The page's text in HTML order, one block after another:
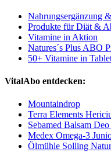
Nahrungsergänzung
Produkte für Diät &
Vitamine in Aktion
Natures´s Plus ABO
50+ Vitamine in
VitalAbo entdecken:
Mountaindrop
Terra Elements
Sebamed Balsam
Medex Omega-3
Ölmühle Solling